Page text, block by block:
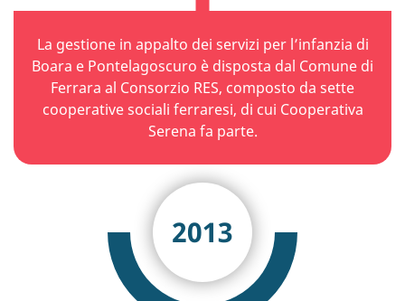
La gestione in appalto dei servizi per l’infanzia di
Boara e Pontelagoscuro è disposta dal Comune di
Ferrara al Consorzio RES, composto da sette
cooperative sociali ferraresi, di cui Cooperativa
Serena fa parte.
2013